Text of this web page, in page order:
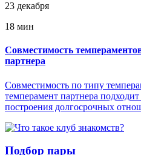
23 декабря
18 мин
Совместимость
партнера
Совместимость по типу
темперамент партнера
построения долгосрочных
Подбор пары